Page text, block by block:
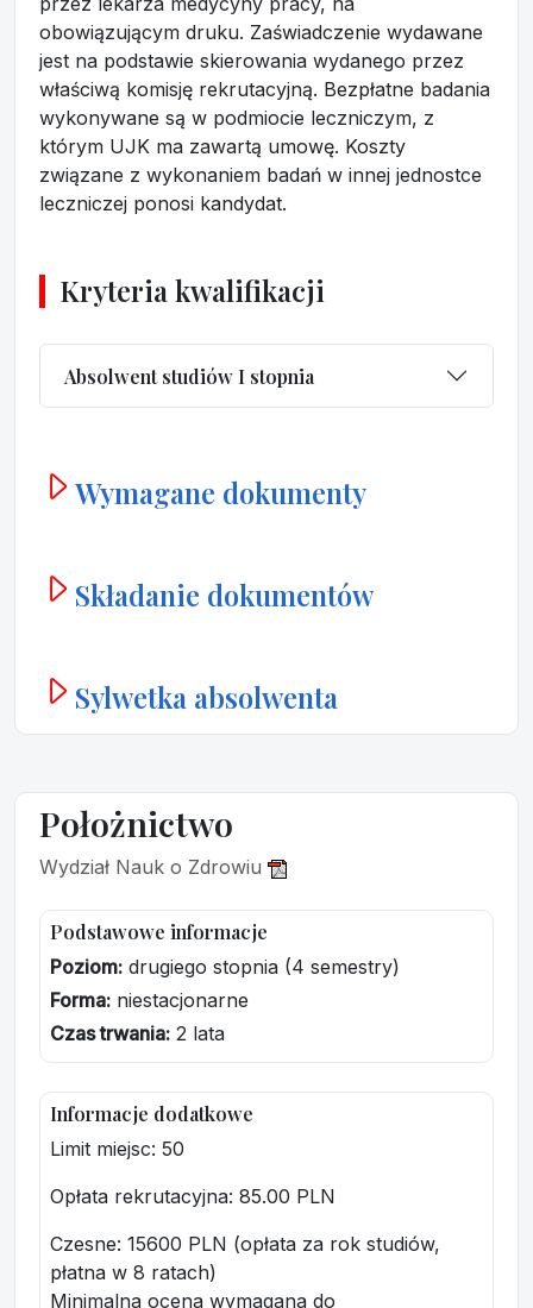
obowiązującym druku. Zaświadczenie wydawane
jest na podstawie skierowania wydanego przez
właściwą komisję rekrutacyjną. Bezpłatne badania
wykonywane są w podmiocie leczniczym, z
którym UJK ma zawartą umowę. Koszty
związane z wykonaniem badań w innej jednostce
leczniczej ponosi kandydat.
Kryteria kwalifikacji
Absolwent studiów I stopnia
Wymagane dokumenty
Składanie dokumentów
Sylwetka absolwenta
Położnictwo
Wydział Nauk o Zdrowiu
Podstawowe informacje
Poziom: drugiego stopnia (4 semestry)
Forma: niestacjonarne
Czas trwania: 2 lata
Informacje dodatkowe
Limit miejsc: 50
Opłata rekrutacyjna: 85.00 PLN
Czesne: 15600 PLN (opłata za rok studiów,
płatna w 8 ratach)
Minimalna ocena wymagana do